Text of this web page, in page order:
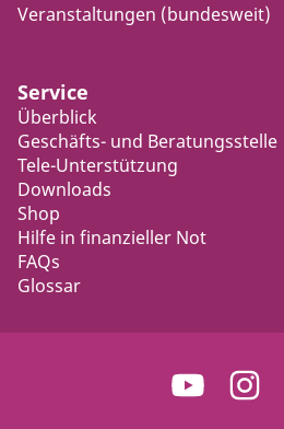
Veranstaltungen (bundesweit)
Service
Überblick
Geschäfts- und Beratungsstelle
Tele-Unterstützung
Downloads
Shop
Hilfe in finanzieller Not
FAQs
Glossar